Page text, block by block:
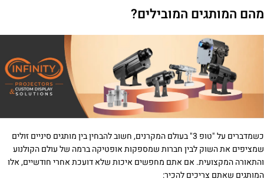
מהם המותגים המובילים?
כשמדברים על "טופ 3" בעולם המקרנים, חשוב להבחין בין מותגים סיניים זולים
שמציפים את השוק לבין חברות שמספקות אופטיקה ברמה של עולם הקולנוע
והתאורה המקצועית. אם אתם מחפשים איכות שלא דועכת אחרי חודשיים, אלו
המותגים שאתם צריכים להכיר: